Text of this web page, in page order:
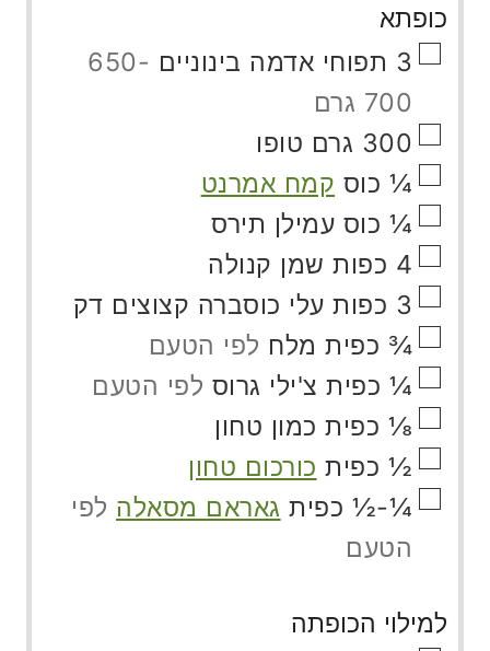
כופתא
▢
3 תפוחי אדמה בינוניים 650-
700 גרם
▢
300 גרם טופו
▢
¼ כוס קמח אמרנט
▢
¼ כוס עמילן תירס
▢
4 כפות שמן קנולה
▢
3 כפות עלי כוסברה קצוצים דק
▢
¾ כפית מלח לפי הטעם
▢
¼ כפית צ'ילי גרוס לפי הטעם
▢
⅛ כפית כמון טחון
▢
½ כפית כורכום טחון
▢
¼-½ כפית גאראם מסאלה לפי
הטעם
למילוי הכופתה